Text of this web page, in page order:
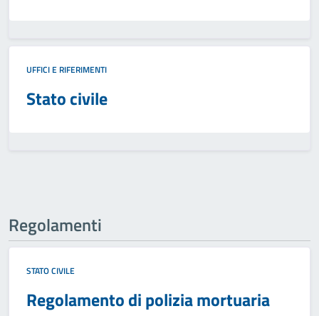
UFFICI E RIFERIMENTI
Stato civile
Regolamenti
STATO CIVILE
Regolamento di polizia mortuaria